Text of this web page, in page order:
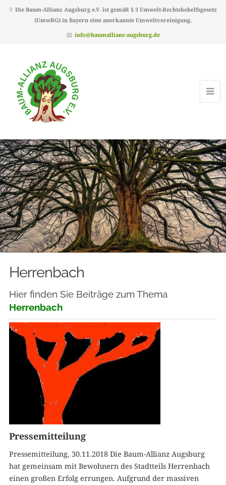
Die Baum-Allianz Augsburg e.V. ist gemäß § 3 Umwelt-Rechtsbehelfsgesetz
(UmwRG) in Bayern eine anerkannte Umweltvereinigung.
info@baumallianz-augsburg.de
Herrenbach
Hier finden Sie Beiträge zum Thema
Herrenbach
Pressemitteilung
Pressemitteilung, 30.11.2018 Die Baum-Allianz Augsburg
hat gemeinsam mit Bewohnern des Stadtteils Herrenbach
einen großen Erfolg errungen. Aufgrund der massiven